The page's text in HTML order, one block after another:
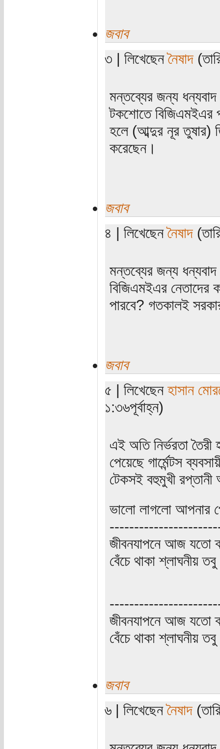
জবাব
৩ | লিখেছেননৈষাদ
মন্তব্যের জন্য
টকশোতে বিজিএমইএর
হলে (আব্দুর নূর তুষার)
করেছেন।
জবাব
৪ | লিখেছেননৈষাদ
মন্তব্যের জন্য
বিজিএমইএর নেতাদের
পারবে? গতকালই
জবাব
৫ | লিখেছেনহাসান
১:৩৬পূর্বাহ্ন)
এই অতি নির্ভরতা
পেয়েছে গার্মেন্টস
টেকসই বহুমুখী
ভালো লাগলো আপনার
জীবনযাপনে আজ যতো
বেঁচে থাকা শ্লাঘনীয়
জীবনযাপনে আজ যতো
বেঁচে থাকা শ্লাঘনীয়
জবাব
৬ | লিখেছেননৈষাদ